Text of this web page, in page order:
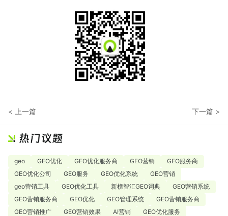
< 上一篇 下一篇 >
geo GEO优化 GEO优化服务商 GEO营销
GEO服务商
GEO优化公司
GEO服务 GEO优化系统
GEO营销
geo营销工具
GEO优化工具 新榜智汇GEO词典
GEO营销系统
GEO营销服务商
GEO优化 GEO管理系统
GEO营销服务商
GEO营销推广
GEO营销效果 AI营销
GEO优化服务